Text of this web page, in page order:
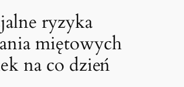
ryzyka
miętowych
na co dzień